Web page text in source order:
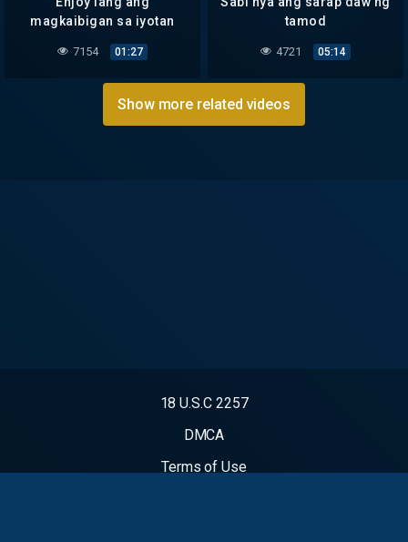
magkaibigan sa iyotan
7154 01:27
tamod
4721 05:14
Show more related videos
18 U.S.C 2257
DMCA
Terms of Use